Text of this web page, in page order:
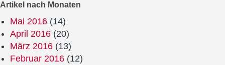
Artikel nach Monaten
Mai 2016 (14)
April 2016 (20)
März 2016 (13)
Februar 2016 (12)